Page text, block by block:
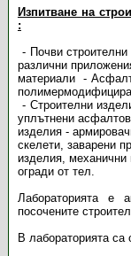
Изпитване на
:
Почви строителни
различни
материали
Строителни
уплътнени
изделия -
скелети, заварени
изделия, механични
огради от тел.
Лабораторията е
посочените
В лабораторията са